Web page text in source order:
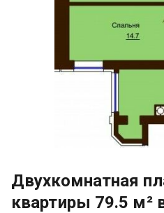
Двухкомнатная
квартиры 79.5